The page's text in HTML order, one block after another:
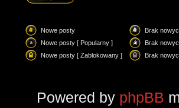
Nowe posty
Brak
Nowe posty [ Popularny ]
Brak
Nowe posty [ Zablokowany ]
Brak
Powered by phpBB